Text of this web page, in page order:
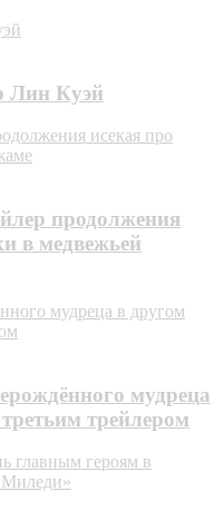
Лин Куэй
исекая про
продолжения
в медвежьей
мудреца в другом
мудреца
трейлером
главным героям в
Миледи»